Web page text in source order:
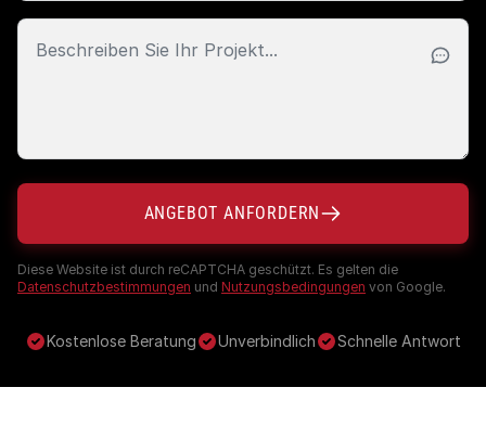
ANGEBOT ANFORDERN
Diese Website ist durch reCAPTCHA geschützt. Es gelten die
Datenschutzbestimmungen und Nutzungsbedingungen von Google.
Kostenlose Beratung Unverbindlich Schnelle Antwort